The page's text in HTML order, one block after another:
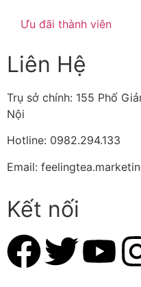
Ưu đãi thành viên
Liên Hệ
Trụ sở chính: 155 Phố
Nội
Hotline: 0982.294.133
Email:
Kết nối